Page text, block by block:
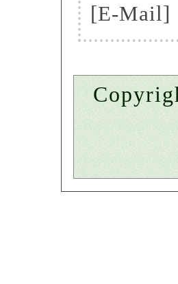
[E-Mail]